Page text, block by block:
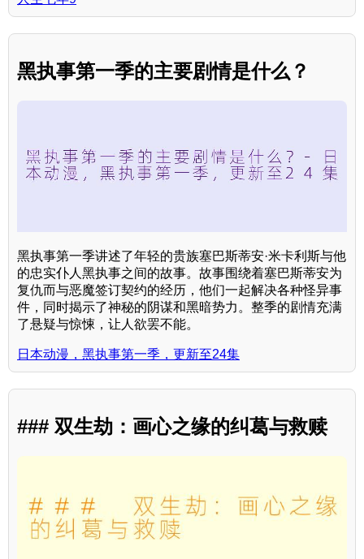
黑执事第一季的主要剧情是什么？
黑执事第一季讲述了年轻的贵族塞巴斯蒂安·米卡利斯与他
的忠实仆人黑执事之间的故事。故事围绕着塞巴斯蒂安为
复仇而与恶魔签订契约的经历，他们一起解决各种怪异事
件，同时揭示了神秘的阴谋和黑暗势力。整季的剧情充满
了悬疑与惊悚，让人欲罢不能。
日本动漫，黑执事第一季，更新至24集
### 双生劫：画心之缘的纠葛与救赎